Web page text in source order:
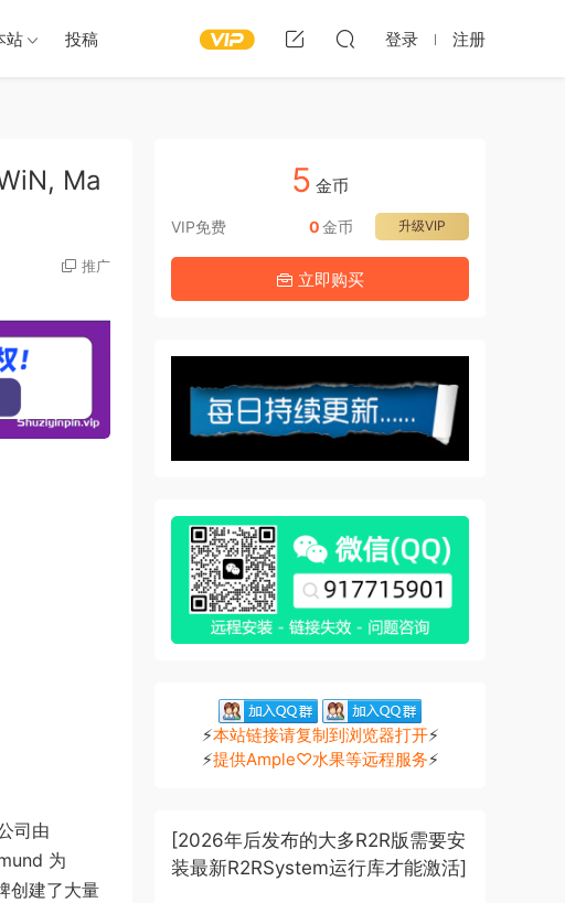
站 投稿 登录 注册
Ma
推广
司由
为
创建了大量
5 金币
VIP免费 升级VIP
0金币
立即购买
⚡本站链接请复制到浏览器打开⚡
⚡提供Ample♡水果等远程服务⚡
[2026年后发布的大多R2R版需要安
装最新R2RSystem运行库才能激活]